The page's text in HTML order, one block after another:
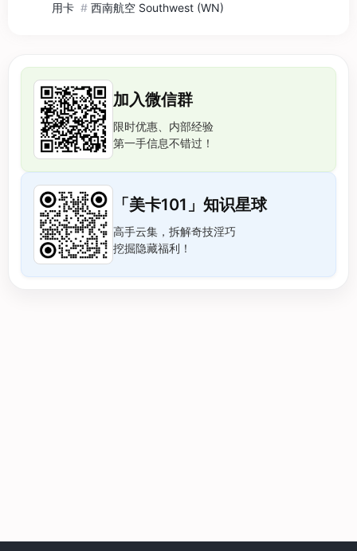
用卡 # 西南航空 Southwest (WN)
加入微信群
限时优惠、内部经验
第一手信息不错过！
「美卡101」知识星球
高手云集，拆解奇技淫巧
挖掘隐藏福利！